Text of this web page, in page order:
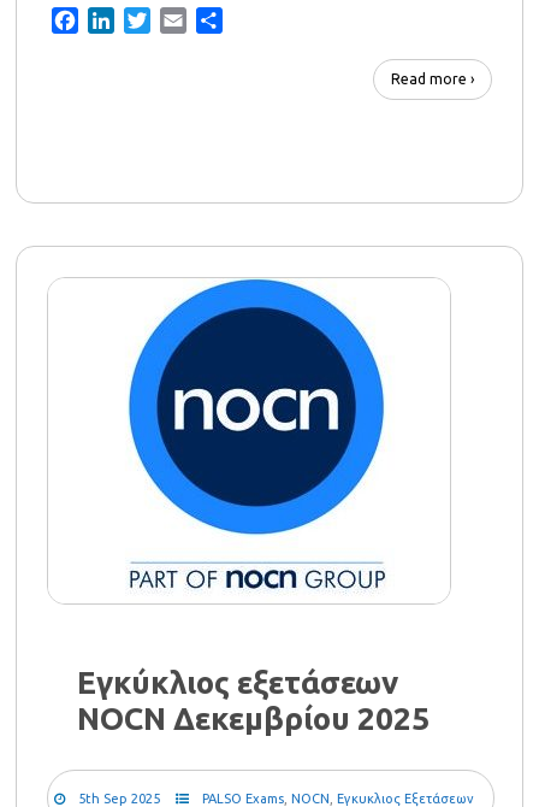
FacebookLinkedInTwitterEmail
Read more ›
Εγκύκλιος εξετάσεων
NOCN Δεκεμβρίου 2025
5th Sep 2025 PALSO Exams ,NOCN ,Εγκυκλιος Εξετάσεων